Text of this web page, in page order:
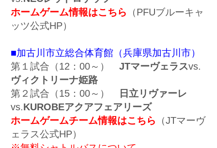
ホームゲーム情報はこちら
（PFUブルーキャ
ッツ公式HP）
■加古川市立総合体育館（兵庫県加古川市）
第１試合（12：00～）JTマーヴェラスvs.
ヴィクトリーナ姫路
第２試合（15：00～）
日立リヴァーレ
vs.KUROBEアクアフェアリーズ
ホームゲームチーム情報はこちら
（JTマーヴ
ェラス公式HP）